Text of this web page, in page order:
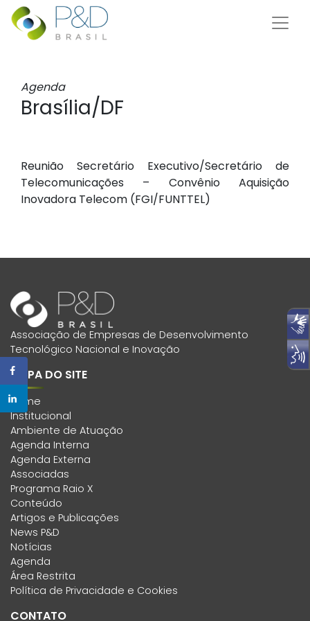
Agenda
Brasília/DF
Reunião Secretário Executivo/Secretário de
Telecomunicações – Convênio Aquisição
Inovadora Telecom (FGI/FUNTTEL)
Associação de Empresas de Desenvolvimento
Tecnológico Nacional e Inovação
MAPA DO SITE
Home
Institucional
Ambiente de Atuação
Agenda Interna
Agenda Externa
Associadas
Programa Raio X
Conteúdo
Artigos e Publicações
News P&D
Notícias
Agenda
Área Restrita
Política de Privacidade e Cookies
CONTATO